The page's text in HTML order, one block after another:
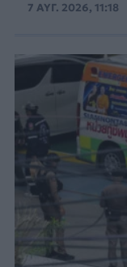
7 ΑΥΓ. 2026, 11:18